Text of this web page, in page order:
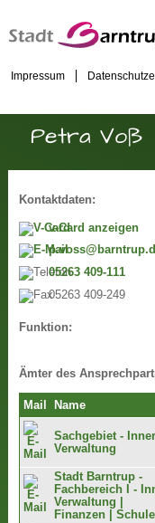
Impressum
Petra Voß
Kontaktdaten:
v-Card anzeigen
05263 409-111
05263 409-249
Funktion:
Ämter des
Mail Name
Sachgebiet -
Verwaltung
Stadt Barntrup -
Fachbereich I -
Verwaltung |
Finanzen | Schule